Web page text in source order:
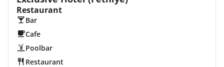
Restaurant
Bar
Cafe
Poolbar
Restaurant